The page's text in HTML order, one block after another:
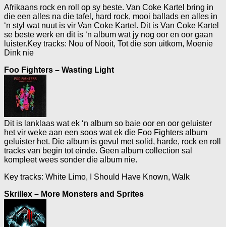
Afrikaans rock en roll op sy beste. Van Coke Kartel bring in
die een alles na die tafel, hard rock, mooi ballads en alles in
‘n styl wat nuut is vir Van Coke Kartel. Dit is Van Coke Kartel
se beste werk en dit is ‘n album wat jy nog oor en oor gaan
luister.Key tracks: Nou of Nooit, Tot die son uitkom, Moenie
Dink nie
Foo Fighters – Wasting Light
Dit is lanklaas wat ek ‘n album so baie oor en oor geluister
het vir weke aan een soos wat ek die Foo Fighters album
geluister het. Die album is gevul met solid, harde, rock en roll
tracks van begin tot einde. Geen album collection sal
kompleet wees sonder die album nie.
Key tracks: White Limo, I Should Have Known, Walk
Skrillex – More Monsters and Sprites